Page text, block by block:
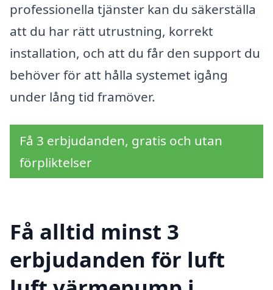
professionella tjänster kan du säkerställa
att du har rätt utrustning, korrekt
installation, och att du får den support du
behöver för att hålla systemet igång
under lång tid framöver.
Få 3 erbjudanden, gratis och utan
förpliktelser
Få alltid minst 3
erbjudanden för luft